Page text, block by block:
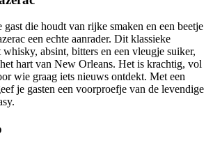
die houdt van rijke smaken en een beetje
een echte aanrader. Dit klassieke
absint, bitters en een vleugje suiker,
hart van New Orleans. Het is krachtig, vol
wie graag iets nieuws ontdekt. Met een
je gasten een voorproefje van de levendige